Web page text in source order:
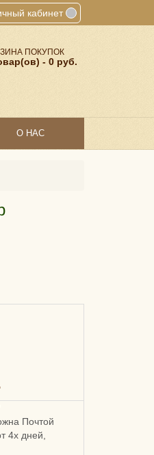
кабинет
ПОКУПОК
- 0 руб.
О НАС
Почтой
4х дней,